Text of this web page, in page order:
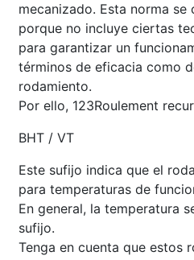
mecanizado. Esta norma
porque no incluye ciertas
para garantizar un
términos de eficacia como
rodamiento.
Por ello, 123Roulement
BHT / VT
Este sufijo indica que el
para temperaturas de
En general, la temperatura
sufijo.
Tenga en cuenta que estos